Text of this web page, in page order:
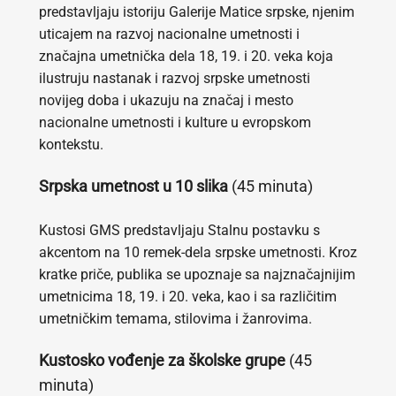
predstavljaju istoriju Galerije Matice srpske, njenim
uticajem na razvoj nacionalne umetnosti i
značajna umetnička dela 18, 19. i 20. veka koja
ilustruju nastanak i razvoj srpske umetnosti
novijeg doba i ukazuju na značaj i mesto
nacionalne umetnosti i kulture u evropskom
kontekstu.
Srpska umetnost u 10 slika (45 minuta)
Kustosi GMS predstavljaju Stalnu postavku s
akcentom na 10 remek-dela srpske umetnosti. Kroz
kratke priče, publika se upoznaje sa najznačajnijim
umetnicima 18, 19. i 20. veka, kao i sa različitim
umetničkim temama, stilovima i žanrovima.
Kustosko vođenje za školske grupe(45
minuta)